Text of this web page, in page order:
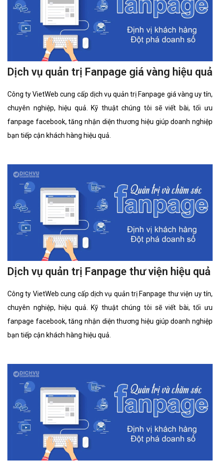
Dịch vụ quản trị Fanpage giá vàng hiệu quả
Công ty VietWeb cung cấp dịch vụ quản trị Fanpage giá vàng uy tín,
chuyên nghiệp, hiệu quả. Kỹ thuật chúng tôi sẽ viết bài, tối ưu
fanpage facebook, tăng nhận diện thương hiệu giúp doanh nghiệp
bạn tiếp cận khách hàng hiệu quả.
Dịch vụ quản trị Fanpage thư viện hiệu quả
Công ty VietWeb cung cấp dịch vụ quản trị Fanpage thư viện uy tín,
chuyên nghiệp, hiệu quả. Kỹ thuật chúng tôi sẽ viết bài, tối ưu
fanpage facebook, tăng nhận diện thương hiệu giúp doanh nghiệp
bạn tiếp cận khách hàng hiệu quả.